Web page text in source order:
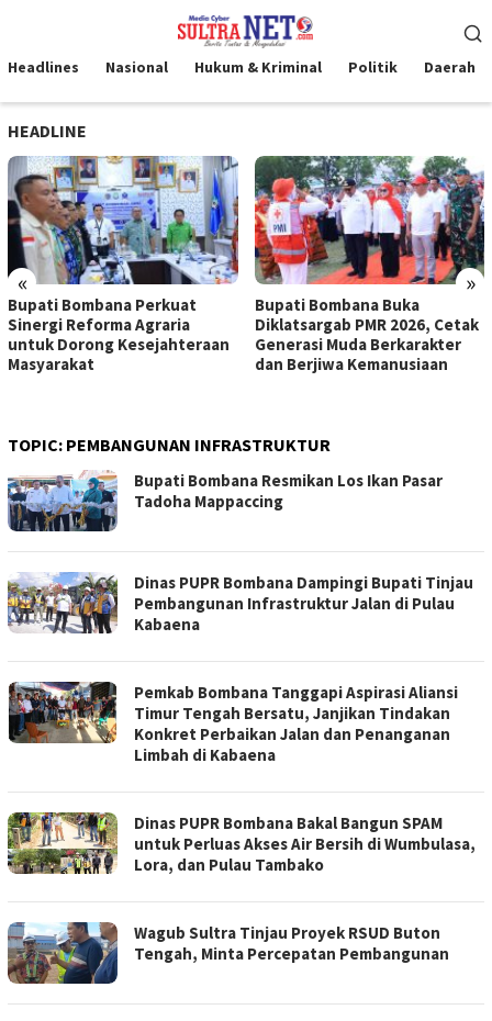
kontenMobile
Headlines Nasional Hukum & Kriminal Politik Daerah
HEADLINE
« »
Bupati Bombana Perkuat
Sinergi Reforma Agraria
untuk Dorong Kesejahteraan
Masyarakat
Bupati Bombana Buka
Diklatsargab PMR 2026, Cetak
Generasi Muda Berkarakter
dan Berjiwa Kemanusiaan
TOPIC: PEMBANGUNAN INFRASTRUKTUR
Bupati Bombana Resmikan Los Ikan Pasar
Tadoha Mappaccing
Dinas PUPR Bombana Dampingi Bupati Tinjau
Pembangunan Infrastruktur Jalan di Pulau
Kabaena
Pemkab Bombana Tanggapi Aspirasi Aliansi
Timur Tengah Bersatu, Janjikan Tindakan
Konkret Perbaikan Jalan dan Penanganan
Limbah di Kabaena
Dinas PUPR Bombana Bakal Bangun SPAM
untuk Perluas Akses Air Bersih di Wumbulasa,
Lora, dan Pulau Tambako
Wagub Sultra Tinjau Proyek RSUD Buton
Tengah, Minta Percepatan Pembangunan